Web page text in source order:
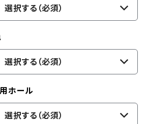
選択する（必須）
選択する（必須）
ホール
選択する（必須）